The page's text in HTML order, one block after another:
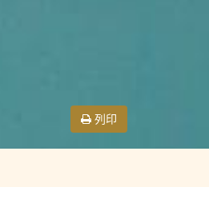
列印